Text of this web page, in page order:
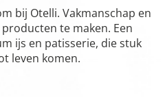
bij Otelli. Vakmanschap en
te maken. Een
ijs en patisserie, die stuk
leven komen.